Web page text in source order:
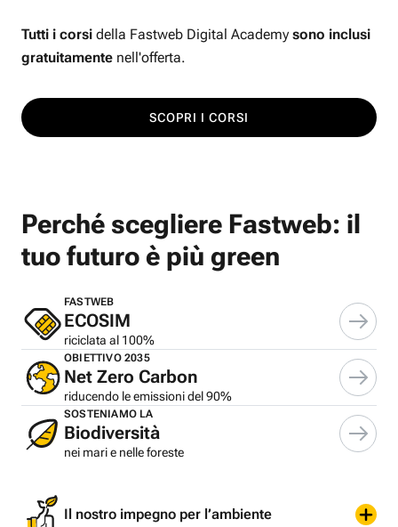
Tutti i corsi della Fastweb Digital Academy sono inclusi
gratuitamente nell'offerta.
SCOPRI I CORSI
Perché scegliere Fastweb: il
tuo futuro è più green
FASTWEB
ECOSIM
riciclata al 100%
OBIETTIVO 2035
Net Zero Carbon
riducendo le emissioni del 90%
SOSTENIAMO LA
Biodiversità
nei mari e nelle foreste
Il nostro impegno per l’ambiente